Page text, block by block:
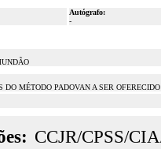
Autógrafo:
-
MÉTODO PADOVAN A SER
CCJR/CPSS/